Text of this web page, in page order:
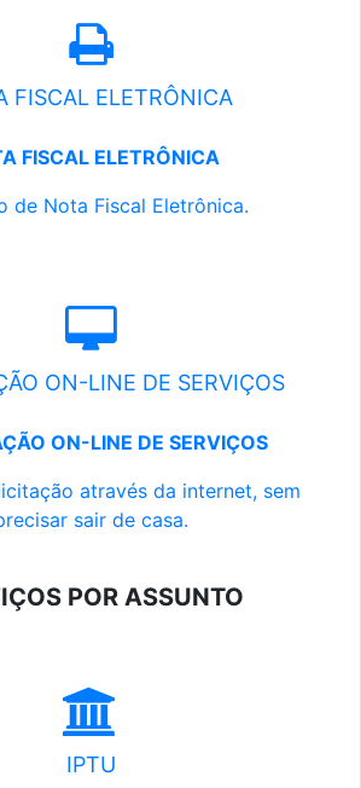
FISCAL ELETRÔNICA
FISCAL ELETRÔNICA
de Nota Fiscal Eletrônica.
ON-LINE DE SERVIÇOS
ON-LINE DE SERVIÇOS
através da internet, sem
sair de casa.
POR ASSUNTO
IPTU